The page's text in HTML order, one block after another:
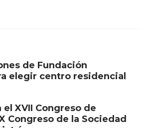
de Fundación
elegir centro residencial
XVII Congreso de
Congreso de la Sociedad